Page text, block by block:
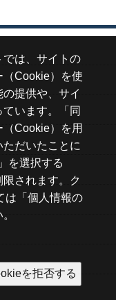
は、サイトの
Cookie）を使
提供や、サイ
います。「同
Cookie）を用
だいたことに
を選択する
されます。ク
は「個人情報の